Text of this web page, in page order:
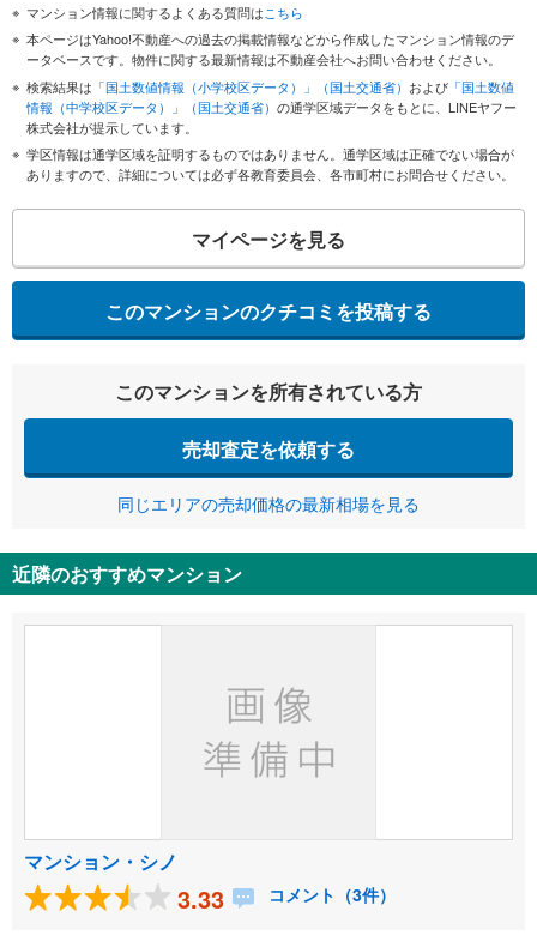
マンション情報に関するよくある質問はこちら
本ページはYahoo!不動産への過去の掲載情報などから作成したマンション情報のデ
ータベースです。物件に関する最新情報は不動産会社へお問い合わせください。
検索結果は 「国土数値情報（小学校区データ）」（国土交通省） および 「国土数値
情報（中学校区データ）」（国土交通省） の通学区域データをもとに、LINEヤフー
株式会社が提示しています。
学区情報は通学区域を証明するものではありません。通学区域は正確でない場合が
ありますので、詳細については必ず各教育委員会、各市町村にお問合せください。
マイページを見る
このマンションのクチコミを投稿する
このマンションを所有されている方
売却査定を依頼する
同じエリアの売却価格の最新相場を見る
近隣のおすすめマンション
マンション・シノ
3.33 コメント（3件）